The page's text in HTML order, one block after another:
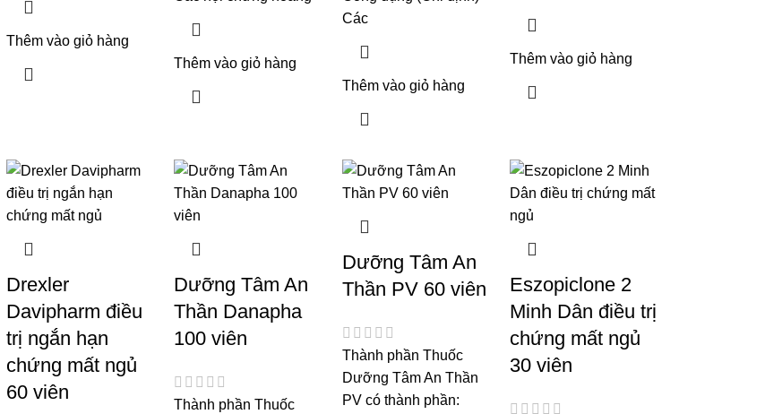
Thêm vào giỏ hàng
Thêm vào giỏ hàng
Các
Thêm vào giỏ hàng
Thêm vào giỏ hàng
Drexler
Davipharm điều
trị ngắn hạn
chứng mất ngủ
60 viên
Dưỡng Tâm An
Thần Danapha
100 viên
Thành phần Thuốc
Dưỡng Tâm An
Thần PV 60 viên
Thành phần Thuốc
Dưỡng Tâm An Thần
PV có thành phần:
Eszopiclone 2
Minh Dân điều trị
chứng mất ngủ
30 viên